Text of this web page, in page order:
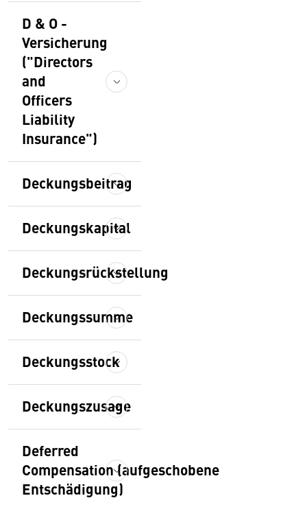
D & O -
Versicherung
("Directors
and
Officers
Liability
Insurance")
Deckungsbeitrag
Deckungskapital
Deckungsrückstellung
Deckungssumme
Deckungsstock
Deckungszusage
Deferred
Compensation (aufgeschobene
Entschädigung)